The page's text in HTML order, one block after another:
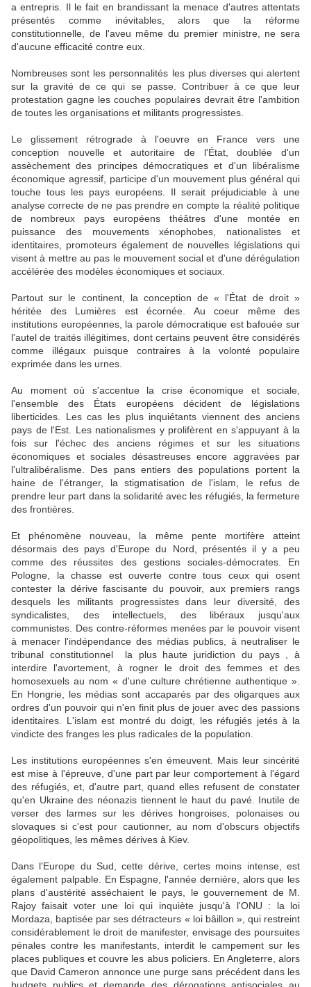
a entrepris. Il le fait en brandissant la menace d'autres attentats
présentés comme inévitables, alors que la réforme
constitutionnelle, de l'aveu même du premier ministre, ne sera
d'aucune efficacité contre eux.
Nombreuses sont les personnalités les plus diverses qui alertent
sur la gravité de ce qui se passe. Contribuer à ce que leur
protestation gagne les couches populaires devrait être l'ambition
de toutes les organisations et militants progressistes.
Le glissement rétrograde à l'oeuvre en France vers une
conception nouvelle et autoritaire de l'État, doublée d'un
assèchement des principes démocratiques et d'un libéralisme
économique agressif, participe d'un mouvement plus général qui
touche tous les pays européens. Il serait préjudiciable à une
analyse correcte de ne pas prendre en compte la réalité politique
de nombreux pays européens théâtres d'une montée en
puissance des mouvements xénophobes, nationalistes et
identitaires, promoteurs également de nouvelles législations qui
visent à mettre au pas le mouvement social et d'une dérégulation
accélérée des modèles économiques et sociaux.
Partout sur le continent, la conception de « l'État de droit »
héritée des Lumières est écornée. Au coeur même des
institutions européennes, la parole démocratique est bafouée sur
l'autel de traités illégitimes, dont certains peuvent être considérés
comme illégaux puisque contraires à la volonté populaire
exprimée dans les urnes.
Au moment où s'accentue la crise économique et sociale,
l'ensemble des États européens décident de législations
liberticides. Les cas les plus inquiétants viennent des anciens
pays de l'Est. Les nationalismes y prolifèrent en s'appuyant à la
fois sur l'échec des anciens régimes et sur les situations
économiques et sociales désastreuses encore aggravées par
l'ultralibéralisme. Des pans entiers des populations portent la
haine de l'étranger, la stigmatisation de l'islam, le refus de
prendre leur part dans la solidarité avec les réfugiés, la fermeture
des frontières.
Et phénomène nouveau, la même pente mortifère atteint
désormais des pays d'Europe du Nord, présentés il y a peu
comme des réussites des gestions sociales-démocrates. En
Pologne, la chasse est ouverte contre tous ceux qui osent
contester la dérive fascisante du pouvoir, aux premiers rangs
desquels les militants progressistes dans leur diversité, des
syndicalistes, des intellectuels, des libéraux jusqu'aux
communistes. Des contre-réformes menées par le pouvoir visent
à menacer l'indépendance des médias publics, à neutraliser le
tribunal constitutionnel ­ la plus haute juridiction du pays ­, à
interdire l'avortement, à rogner le droit des femmes et des
homosexuels au nom « d'une culture chrétienne authentique ».
En Hongrie, les médias sont accaparés par des oligarques aux
ordres d'un pouvoir qui n'en finit plus de jouer avec des passions
identitaires. L'islam est montré du doigt, les réfugiés jetés à la
vindicte des franges les plus radicales de la population.
Les institutions européennes s'en émeuvent. Mais leur sincérité
est mise à l'épreuve, d'une part par leur comportement à l'égard
des réfugiés, et, d'autre part, quand elles refusent de constater
qu'en Ukraine des néonazis tiennent le haut du pavé. Inutile de
verser des larmes sur les dérives hongroises, polonaises ou
slovaques si c'est pour cautionner, au nom d'obscurs objectifs
géopolitiques, les mêmes dérives à Kiev.
Dans l'Europe du Sud, cette dérive, certes moins intense, est
également palpable. En Espagne, l'année dernière, alors que les
plans d'austérité asséchaient le pays, le gouvernement de M.
Rajoy faisait voter une loi qui inquiète jusqu'à l'ONU : la loi
Mordaza, baptisée par ses détracteurs « loi bâillon », qui restreint
considérablement le droit de manifester, envisage des poursuites
pénales contre les manifestants, interdit le campement sur les
places publiques et couvre les abus policiers. En Angleterre, alors
que David Cameron annonce une purge sans précédent dans les
budgets publics et demande des dérogations antisociales au